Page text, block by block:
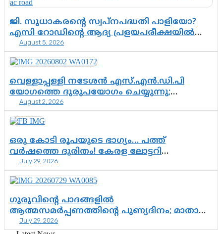
ജി. സുധാകരന്റെ സ്വപ്നപദ്ധതി പാളിയോ?
എസി റോഡിന്റെ ആദ്യ പ്രളയപരീക്ഷയിൽ
ഉയരുന്നത് ഗുരുതര ചോദ്യങ്ങൾ
August 5, 2026
വെള്ളാപ്പള്ളി നടേശൻ എസ്.എൻ.ഡി.പി
യോഗത്തെ ദുരുപയോഗം ചെയ്യുന്നു;
ശ്രീനാരായണ പ്രസ്ഥാനത്തെ കാർന്നുതിന്നുന്ന
വിഷവിത്ത്: ഗോകുലം ഗോപാലൻ
August 2, 2026
ഒരു കോടി രൂപയുടെ ഭാഗ്യം… പത്ത്
വർഷത്തെ ദുരിതം! കേരള ലോട്ടറി
സംവിധാനത്തെ ചോദ്യം ചെയ്ത് കോയയുടെ
പോരാട്ടം
July 29, 2026
ഗുരുവിന്റെ പാദങ്ങളിൽ
ആത്മസമർപ്പണത്തിന്റെ പുണ്യദിനം; മാതാ
അമൃതാനന്ദമയി മഠത്തിൽ ഭക്തിസാന്ദ്രമായി
July 29, 2026